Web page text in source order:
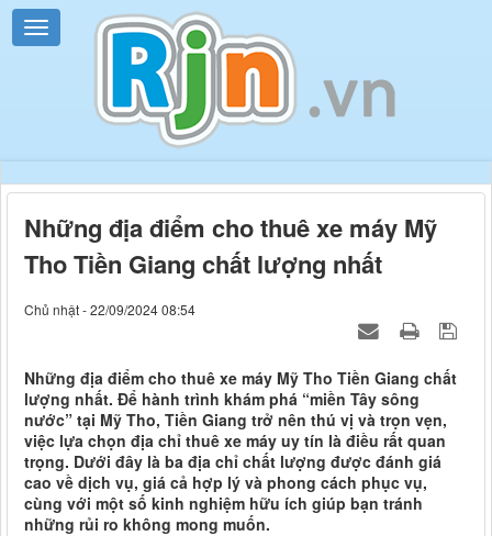
Những địa điểm cho thuê xe máy Mỹ
Tho Tiền Giang chất lượng nhất
Chủ nhật - 22/09/2024 08:54
Những địa điểm cho thuê xe máy Mỹ Tho Tiền Giang chất
lượng nhất. Để hành trình khám phá “miền Tây sông
nước” tại Mỹ Tho, Tiền Giang trở nên thú vị và trọn vẹn,
việc lựa chọn địa chỉ thuê xe máy uy tín là điều rất quan
trọng. Dưới đây là ba địa chỉ chất lượng được đánh giá
cao về dịch vụ, giá cả hợp lý và phong cách phục vụ,
cùng với một số kinh nghiệm hữu ích giúp bạn tránh
những rủi ro không mong muốn.